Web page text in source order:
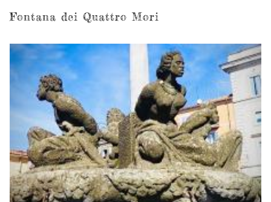
Fontana dei Quattro Mori